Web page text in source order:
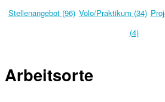
Stellenangebot (96) Volo/Praktikum (34)
(4)
Arbeitsorte